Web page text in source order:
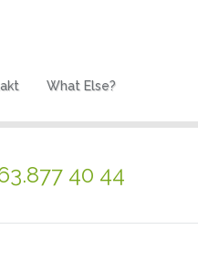
What Else?
40 44